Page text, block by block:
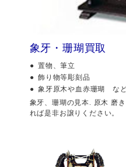
象牙・珊瑚買取
置物、筆立
飾り物等彫刻品
象牙原木や血赤珊瑚 な
象牙、珊瑚の見本. 原木 磨
れば是非お譲りください。